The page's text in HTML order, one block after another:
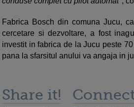
Fabrica Bosch din comuna Jucu,
cercetare si dezvoltare, a fost
investit in fabrica de la Jucu peste
pana la sfarsitul anului va angaja in
Share it!